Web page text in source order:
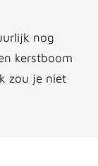
nog
kerstboom
zou je niet